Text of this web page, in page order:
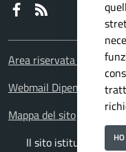
Faceboook
Area riservata
Webmail Dipendenti
Mappa del sito
Il sito istituzionale